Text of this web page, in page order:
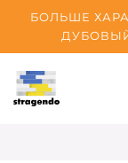
БОЛЬШЕ
ДУБОВЫЙ
Таллинн